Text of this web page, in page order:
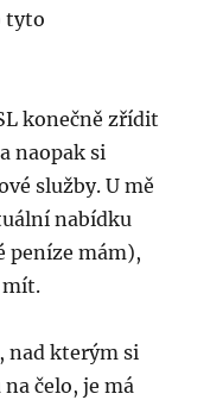
tyto
konečně zřídit
naopak si
služby. U mě
nabídku
peníze mám),
mít.
nad kterým si
čelo, je má